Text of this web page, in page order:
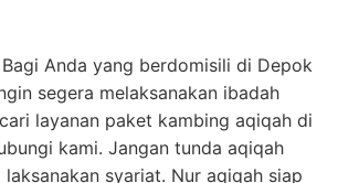
Anda yang berdomisili di Depok
segera melaksanakan ibadah
layanan paket kambing aqiqah di
kami. Jangan tunda aqiqah
laksanakan syariat. Nur aqiqah siap